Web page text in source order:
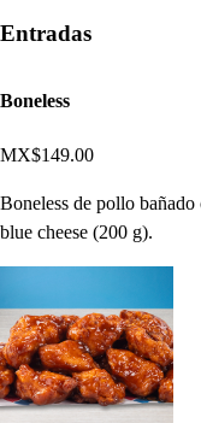
Entradas
Boneless
MX$149.00
Boneless de pollo bañado
blue cheese (200 g).